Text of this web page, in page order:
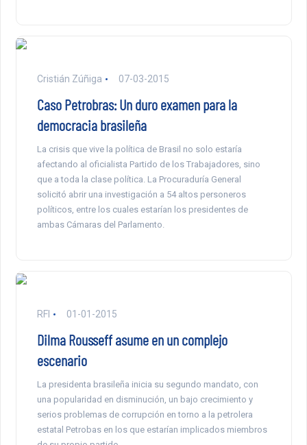
Cristián Zúñiga 07-03-2015
Caso Petrobras: Un duro examen para la
democracia brasileña
La crisis que vive la política de Brasil no solo estaría
afectando al oficialista Partido de los Trabajadores, sino
que a toda la clase política. La Procuraduría General
solicitó abrir una investigación a 54 altos personeros
políticos, entre los cuales estarían los presidentes de
ambas Cámaras del Parlamento.
RFI 01-01-2015
Dilma Rousseff asume en un complejo
escenario
La presidenta brasileña inicia su segundo mandato, con
una popularidad en disminución, un bajo crecimiento y
serios problemas de corrupción en torno a la petrolera
estatal Petrobas en los que estarían implicados miembros